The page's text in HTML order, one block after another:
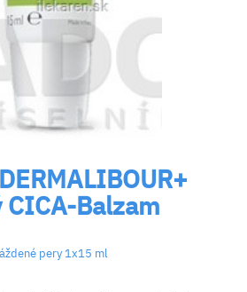
CICA-Balzam
pery 1x15 ml